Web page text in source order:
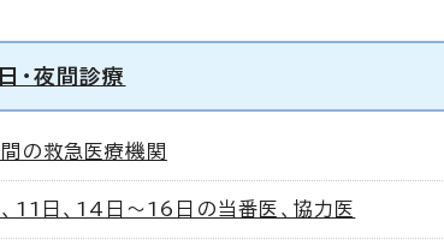
・夜間診療
間の救急医療機関
11日、14日～16日の当番医、協力医